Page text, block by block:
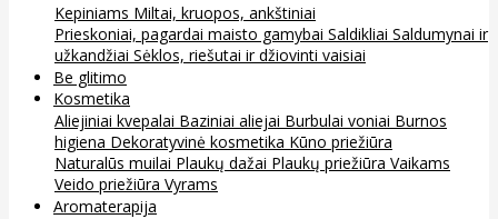
Kepiniams Miltai, kruopos, ankštiniai
Prieskoniai, pagardai maisto gamybai Saldikliai Saldumynai ir
užkandžiai Sėklos, riešutai ir džiovinti vaisiai
Be glitimo
Kosmetika
Aliejiniai kvepalai Baziniai aliejai Burbulai voniai Burnos
higiena Dekoratyvinė kosmetika Kūno priežiūra
Naturalūs muilai Plaukų dažai Plaukų priežiūra Vaikams
Veido priežiūra Vyrams
Aromaterapija